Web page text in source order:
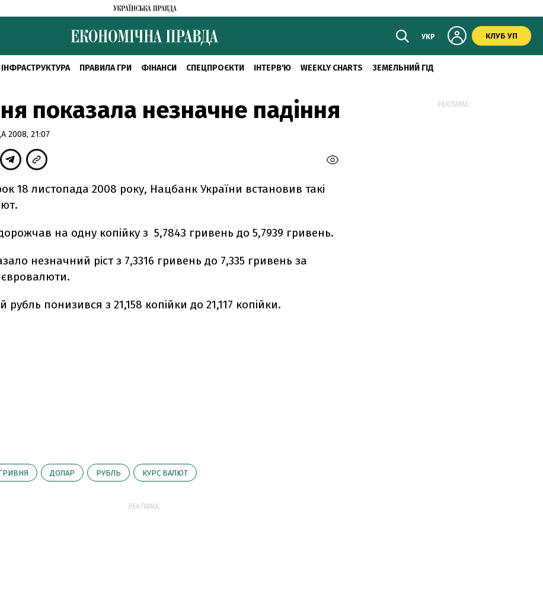
УКР КЛУБ УП
ІНФРАСТРУКТУРА ПРАВИЛА ГРИ ФІНАНСИ СПЕЦПРОЄКТИ ІНТЕРВ'Ю WEEKLY CHARTS ЗЕМЕЛЬНИЙ ГІД
показала незначне падіння
2008, 21:07
18 листопада 2008 року, Нацбанк України встановив такі
на одну копійку з 5,7843 гривень до 5,7939 гривень.
незначний ріст з 7,3316 гривень до 7,335 гривень за
рубль понизився з 21,158 копійки до 21,117 копійки.
ДОЛАР РУБЛЬ КУРС ВАЛЮТ
РЕКЛАМА:
РЕКЛАМА: